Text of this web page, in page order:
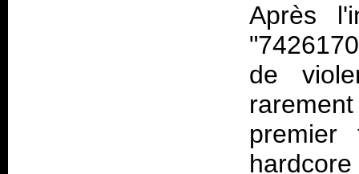
Après
de